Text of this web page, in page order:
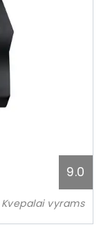
9.0
Kvepalai vyrams